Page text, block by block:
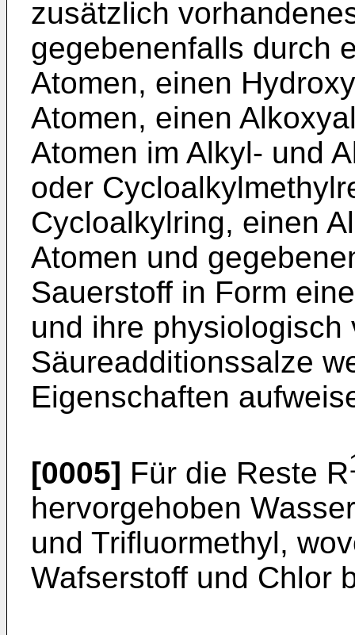
zusätzlich
gegebenenfalls durch
Atomen, einen
Atomen, einen
Atomen im Alkyl- und
oder
Cycloalkylring, einen
Atomen und
Sauerstoff in Form
und ihre physiologisch
Säureadditionssalze
Eigenschaften
[0005] Für die Reste R
hervorgehoben
und Trifluormethyl,
Wafserstoff und Chlor